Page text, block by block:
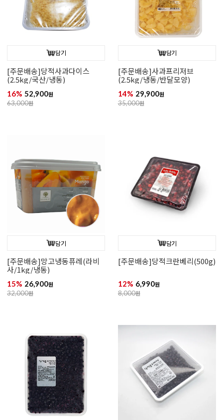
담기
[주문배송]당적사과다이스
(2.5kg/국산/냉동)
16% 52,900원
63,000원
담기
[주문배송]사과프리저브
(2.5kg/냉동/반달모양)
14% 29,900원
35,000원
담기
[주문배송]망고냉동퓨레(라비
사/1kg/냉동)
15% 26,900원
32,000원
담기
[주문배송]당적크란베리(500g)
12% 6,990원
8,000원